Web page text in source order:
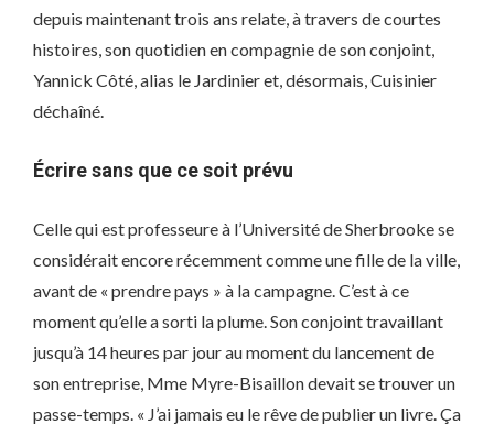
depuis maintenant trois ans relate, à travers de courtes
histoires, son quotidien en compagnie de son conjoint,
Yannick Côté, alias le Jardinier et, désormais, Cuisinier
déchaîné.
Écrire sans que ce soit prévu
Celle qui est professeure à l’Université de Sherbrooke se
considérait encore récemment comme une fille de la ville,
avant de « prendre pays » à la campagne. C’est à ce
moment qu’elle a sorti la plume. Son conjoint travaillant
jusqu’à 14 heures par jour au moment du lancement de
son entreprise, Mme Myre-Bisaillon devait se trouver un
passe-temps. « J’ai jamais eu le rêve de publier un livre. Ça